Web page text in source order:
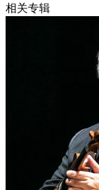
相关专辑